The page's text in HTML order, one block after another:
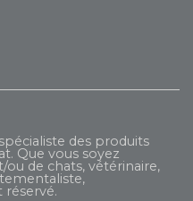
des produits
Que vous soyez
de chats, vétérinaire,
réservé.